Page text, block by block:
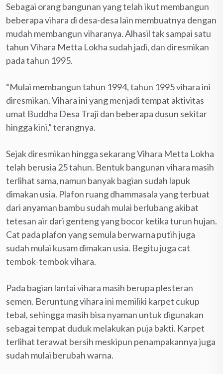
Sebagai orang bangunan yang telah ikut membangun
beberapa vihara di desa-desa lain membuatnya dengan
mudah membangun viharanya. Alhasil tak sampai satu
tahun Vihara Metta Lokha sudah jadi, dan diresmikan
pada tahun 1995.
“Mulai membangun tahun 1994, tahun 1995 vihara ini
diresmikan. Vihara ini yang menjadi tempat aktivitas
umat Buddha Desa Traji dan beberapa dusun sekitar
hingga kini,” terangnya.
Sejak diresmikan hingga sekarang Vihara Metta Lokha
telah berusia 25 tahun. Bentuk bangunan vihara masih
terlihat sama, namun banyak bagian sudah lapuk
dimakan usia. Plafon ruang dhammasala yang terbuat
dari anyaman bambu sudah mulai berlubang akibat
tetesan air dari genteng yang bocor ketika turun hujan.
Cat pada plafon yang semula berwarna putih juga
sudah mulai kusam dimakan usia. Begitu juga cat
tembok-tembok vihara.
Pada bagian lantai vihara masih berupa plesteran
semen. Beruntung vihara ini memiliki karpet cukup
tebal, sehingga masih bisa nyaman untuk digunakan
sebagai tempat duduk melakukan puja bakti. Karpet
terlihat terawat bersih meskipun penampakannya juga
sudah mulai berubah warna.